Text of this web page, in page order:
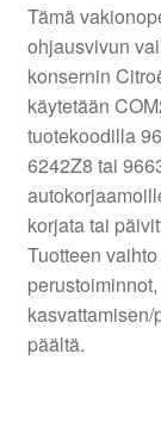
Tämä
ohjausvivun
konsernin
käytetään
tuotekoodilla
6242Z8 tai
korjata tai
Tuotteen
päältä.